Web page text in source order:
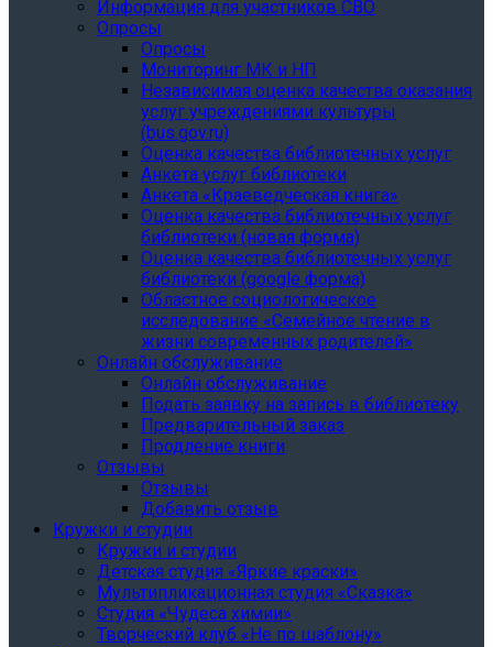
Информация для участников СВО
Опросы
Опросы
Мониторинг МК и НП
Независимая оценка качества оказания
услуг учреждениями культуры
(bus.gov.ru)
Оценка качества библиотечных услуг
Анкета услуг библиотеки
Анкета «Краеведческая книга»
Oценка качества библиотечных услуг
библиотеки (новая форма)
Oценка качества библиотечных услуг
библиотеки (google форма)
Областное социологическое
исследование «Семейное чтение в
жизни современных родителей»
Онлайн обслуживание
Онлайн обслуживание
Подать заявку на запись в библиотеку
Предварительный заказ
Продление книги
Отзывы
Отзывы
Добавить отзыв
Кружки и студии
Кружки и студии
Детская студия «Яркие краски»
Мультипликационная студия «Сказка»
Студия «Чудеса химии»
Творческий клуб «Не по шаблону»